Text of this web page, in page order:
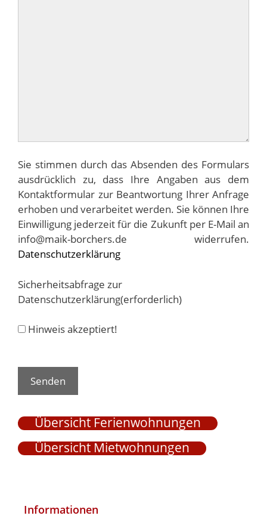
Sie stimmen durch das Absenden des Formulars
ausdrücklich zu, dass Ihre Angaben aus dem
Kontaktformular zur Beantwortung Ihrer Anfrage
erhoben und verarbeitet werden. Sie können Ihre
Einwilligung jederzeit für die Zukunft per E-Mail an
info@maik-borchers.de widerrufen.
Datenschutzerklärung
Sicherheitsabfrage zur
Datenschutzerklärung(erforderlich)
Hinweis akzeptiert!
Senden
Übersicht Ferienwohnungen
Übersicht Mietwohnungen
Informationen